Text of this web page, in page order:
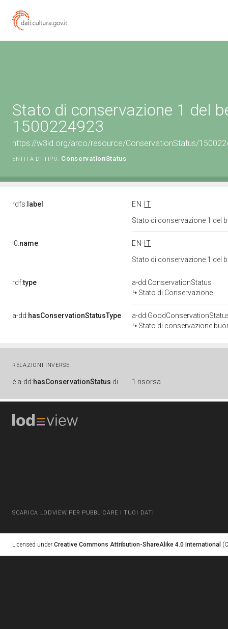
Stato di conservazione 1 del
1500224923
https://w3id.org/arco/resource/ConservationStatus/
ENTITÀ DI TIPO: ConservationStatus
rdfs: label EN
IT
Stato di conservazione 1 del
l0:name EN
IT
Stato di conservazione 1 del
rdf:type
a-dd:ConservationStatus
Stato di Conservazione
a-dd:hasConservationStatusType
a-
Stato di conservazione
RELAZIONI INVERSE
è a-dd:hasConservationStatus di 1 risorsa
SCARICA LODVIEW PER PUBBLICARE I TUOI DATI
Licensed under Creative Commons Attribution-ShareAlike 4.0 International